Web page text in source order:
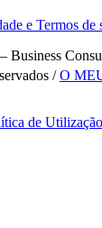
e Termos de
Business
/O
de